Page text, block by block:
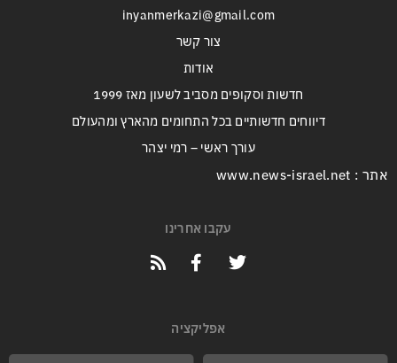
inyanmerkazi@gmail.com
צור קשר
אודות
חדשות וסקופים מסביב לשעון מאז 1999
דיווחים חדשותיים בכל התחומים מהארץ ומהעולם
עורך ראשי – רמי יצהר
אתר : www.news-israel.net
עקבו אחרינו
אפליקציה